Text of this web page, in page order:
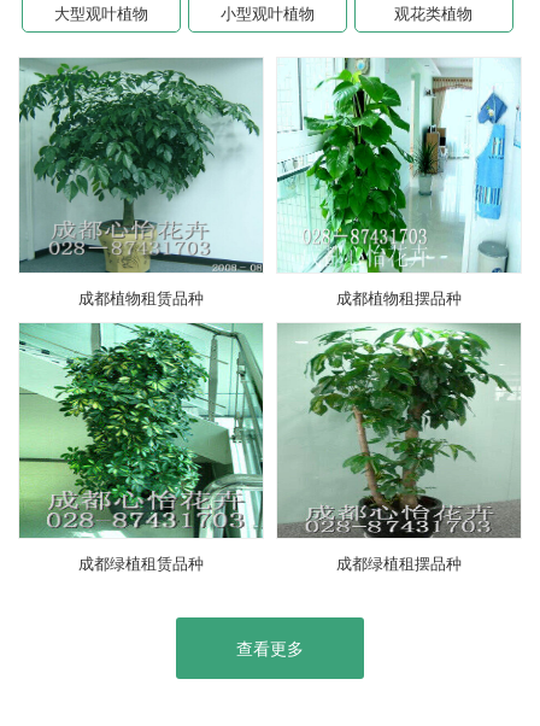
大型观叶植物 小型观叶植物 观花类植物
成都植物租赁品种 成都植物租摆品种
成都绿植租赁品种 成都绿植租摆品种
查看更多